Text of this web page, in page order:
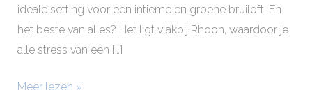
ideale setting voor een intieme en groene bruiloft. En
het beste van alles? Het ligt vlakbij Rhoon, waardoor je
alle stress van een […]
Meer lezen »